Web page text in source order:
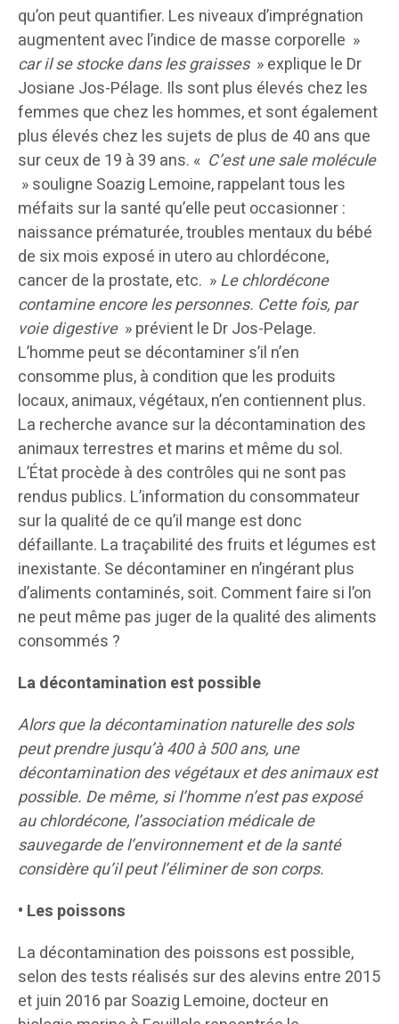
qu’on peut quantifier. Les niveaux d’imprégnation
augmentent avec l’indice de masse corporelle »
car il se stocke dans les graisses» explique le Dr
Josiane Jos-Pélage. Ils sont plus élevés chez les
femmes que chez les hommes, et sont également
plus élevés chez les sujets de plus de 40 ans que
sur ceux de 19 à 39 ans. « C’est une sale molécule
» souligne Soazig Lemoine, rappelant tous les
méfaits sur la santé qu’elle peut occasionner :
naissance prématurée, troubles mentaux du bébé
de six mois exposé in utero au chlordécone,
cancer de la prostate, etc. »Le chlordécone
contamine encore les personnes. Cette fois, par
voie digestive» prévient le Dr Jos-Pelage.
L’homme peut se décontaminer s’il n’en
consomme plus, à condition que les produits
locaux, animaux, végétaux, n’en contiennent plus.
La recherche avance sur la décontamination des
animaux terrestres et marins et même du sol.
L’État procède à des contrôles qui ne sont pas
rendus publics. L’information du consommateur
sur la qualité de ce qu’il mange est donc
défaillante. La traçabilité des fruits et légumes est
inexistante. Se décontaminer en n’ingérant plus
d’aliments contaminés, soit. Comment faire si l’on
ne peut même pas juger de la qualité des aliments
consommés ?
La décontamination est possible
Alors que la décontamination naturelle des sols
peut prendre jusqu’à 400 à 500 ans, une
décontamination des végétaux et des animaux est
possible. De même, si l’homme n’est pas exposé
au chlordécone, l’association médicale de
sauvegarde de l’environnement et de la santé
considère qu’il peut l’éliminer de son corps.
• Les poissons
La décontamination des poissons est possible,
selon des tests réalisés sur des alevins entre 2015
et juin 2016 par Soazig Lemoine, docteur en